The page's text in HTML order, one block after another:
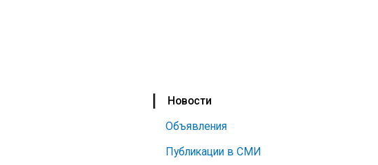
Новости
Объявления
Публикации в СМИ